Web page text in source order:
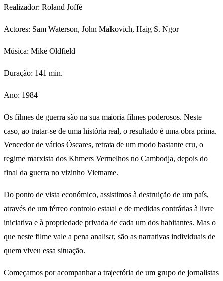
Realizador: Roland Joffé
Actores: Sam Waterson, John Malkovich, Haig S. Ngor
Música: Mike Oldfield
Duração: 141 min.
Ano: 1984
Os filmes de guerra são na sua maioria filmes poderosos. Neste
caso, ao tratar-se de uma história real, o resultado é uma obra prima.
Vencedor de vários Óscares, retrata de um modo bastante cru, o
regime marxista dos Khmers Vermelhos no Cambodja, depois do
final da guerra no vizinho Vietname.
Do ponto de vista económico, assistimos à destruição de um país,
através de um férreo controlo estatal e de medidas contrárias à livre
iniciativa e à propriedade privada de cada um dos habitantes. Mas o
que neste filme vale a pena analisar, são as narrativas individuais de
quem viveu essa situação.
Começamos por acompanhar a trajectória de um grupo de jornalistas